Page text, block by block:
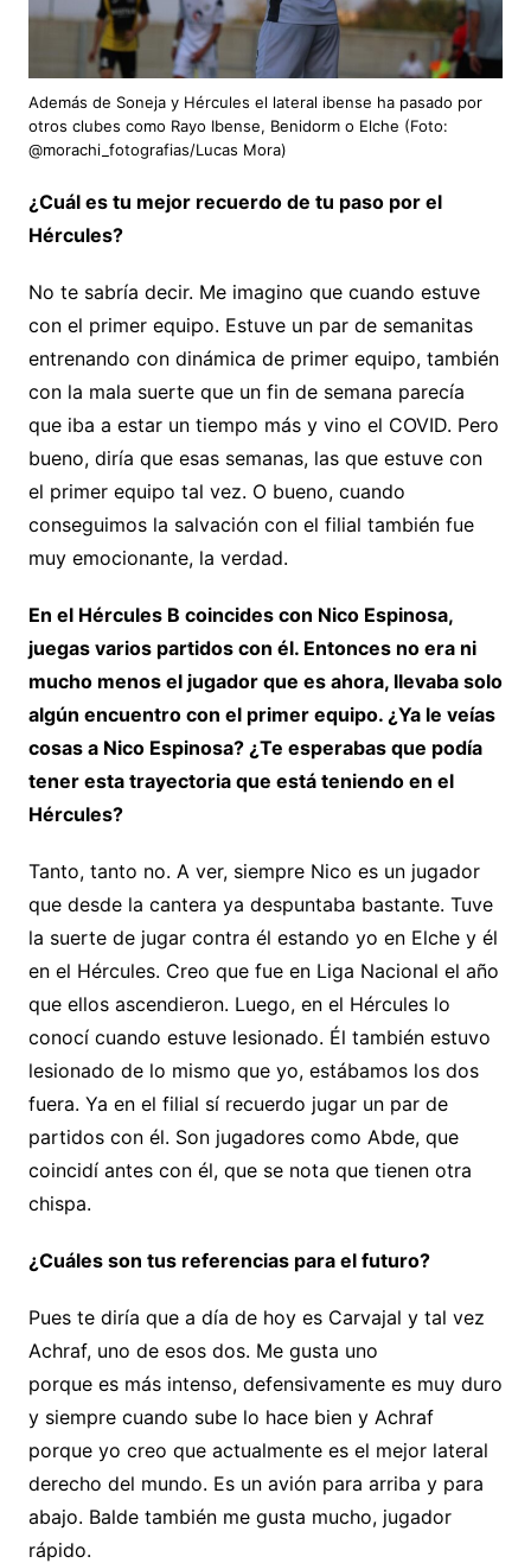
Además de Soneja y Hércules el lateral ibense ha pasado por
otros clubes como Rayo Ibense, Benidorm o Elche (Foto:
@morachi_fotografias/Lucas Mora)
¿Cuál es tu mejor recuerdo de tu paso por el
Hércules?
No te sabría decir. Me imagino que cuando estuve
con el primer equipo. Estuve un par de semanitas
entrenando con dinámica de primer equipo, también
con la mala suerte que un fin de semana parecía
que iba a estar un tiempo más y vino el COVID. Pero
bueno, diría que esas semanas, las que estuve con
el primer equipo tal vez. O bueno, cuando
conseguimos la salvación con el filial también fue
muy emocionante, la verdad.
En el Hércules B coincides con Nico Espinosa,
juegas varios partidos con él. Entonces no era ni
mucho menos el jugador que es ahora, llevaba solo
algún encuentro con el primer equipo. ¿Ya le veías
cosas a Nico Espinosa? ¿Te esperabas que podía
tener esta trayectoria que está teniendo en el
Hércules?
Tanto, tanto no. A ver, siempre Nico es un jugador
que desde la cantera ya despuntaba bastante. Tuve
la suerte de jugar contra él estando yo en Elche y él
en el Hércules. Creo que fue en Liga Nacional el año
que ellos ascendieron. Luego, en el Hércules lo
conocí cuando estuve lesionado. Él también estuvo
lesionado de lo mismo que yo, estábamos los dos
fuera. Ya en el filial sí recuerdo jugar un par de
partidos con él. Son jugadores como Abde, que
coincidí antes con él, que se nota que tienen otra
chispa.
¿Cuáles son tus referencias para el futuro?
Pues te diría que a día de hoy es Carvajal y tal vez
Achraf, uno de esos dos. Me gusta uno
porque es más intenso, defensivamente es muy duro
y siempre cuando sube lo hace bien y Achraf
porque yo creo que actualmente es el mejor lateral
derecho del mundo. Es un avión para arriba y para
abajo. Balde también me gusta mucho, jugador
rápido.